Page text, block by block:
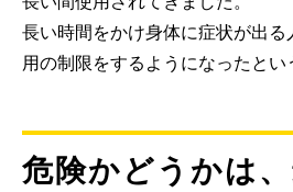
長い時間をかけ身体に症状が出
用の制限をするようになったとい
危険かどうかは